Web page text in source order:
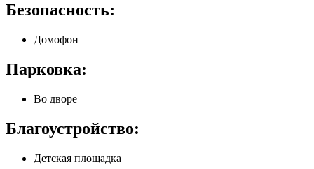
Безопасность:
Домофон
Парковка:
Во дворе
Благоустройство:
Детская площадка